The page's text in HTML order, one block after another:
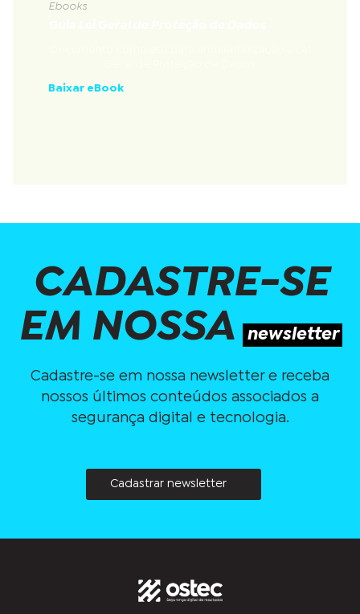
Ebooks
Baixar eBook
CADASTRE-SE
EM NOSSA newsletter
Cadastre-se em nossa newsletter e receba
nossos últimos conteúdos associados a
segurança digital e tecnologia.
Cadastrar newsletter